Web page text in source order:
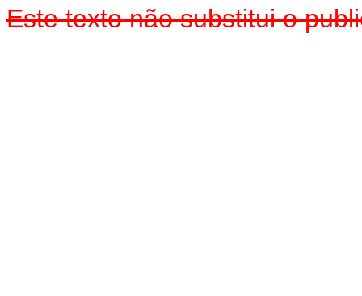
Este texto não substitui o